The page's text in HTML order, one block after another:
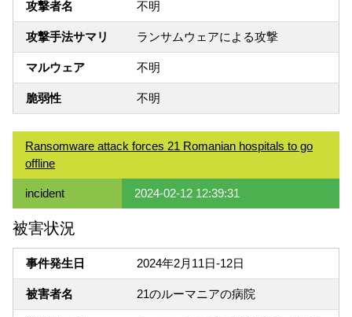
攻撃者名 不明
攻撃手法サマリ ランサムウェアによる攻撃
マルウェア 不明
脆弱性 不明
Ransomware attack forces 21 Romanian hospitals to go
offline
incident 2024-02-12 12:39:31
被害状況
事件発生日 2024年2月11日-12日
被害者名 21のルーマニアの病院